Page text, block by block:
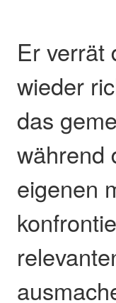
Er verrät
wieder
das
während
eigenen